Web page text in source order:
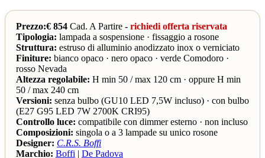
Prezzo:€ 854 Cad. A Partire - richiedi offerta riservata
Tipologia: lampada a sospensione · fissaggio a rosone
Struttura: estruso di alluminio anodizzato inox o verniciato
Finiture: bianco opaco · nero opaco · verde Comodoro ·
rosso Nevada
Altezza regolabile: H min 50 / max 120 cm · oppure H min
50 / max 240 cm
Versioni: senza bulbo (GU10 LED 7,5W incluso) · con bulbo
(E27 G95 LED 7W 2700K CRI95)
Controllo luce: compatibile con dimmer esterno · non incluso
Composizioni: singola o a 3 lampade su unico rosone
Designer: C.R.S. Boffi
Marchio: Boffi | De Padova